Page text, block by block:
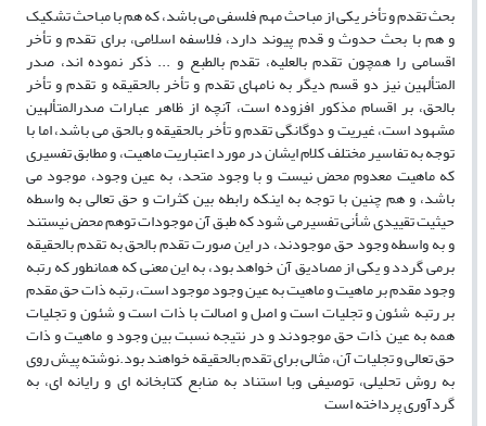
بحث تقدم و تأخر یکی از مباحث مهم فلسفی می باشد، که هم با مباحث تشکیک
و هم با بحث حدوث و قدم پیوند دارد، فلاسفه اسلامی، برای تقدم و تأخر
اقسامی را همچون تقدم بالعلیه، تقدم بالطبع و ... ذکر نموده اند، صدر
المتألهین نیز دو قسم دیگر به نامهای تقدم و تأخر بالحقیقه و تقدم و تأخر
بالحق، بر اقسام مذکور افزوده است، آنچه از ظاهر عبارات صدرالمتألهین
مشهود است، غیریت و دوگانگی تقدم و تأخر بالحقیقه و بالحق می باشد، اما با
توجه به تفاسیر مختلف کلام ایشان در مورد اعتباریت ماهیت، و مطابق تفسیری
که ماهیت معدوم محض نیست و با وجود متحد، به عین وجود، موجود می
باشد، و هم چنین با توجه به اینکه رابطه بین کثرات و حق تعالی به واسطه
حیثیت تقییدی شأنی تفسیرمی شود که طبق آن موجودات توهم محض نیستند
و به واسطه وجود حق موجودند، در این صورت تقدم بالحق به تقدم بالحقیقه
برمی گردد و یکی از مصادیق آن خواهد بود، به این معنی که همانطور که رتبه
وجود مقدم بر ماهیت و ماهیت به عین وجود موجود است، رتبه ذات حق مقدم
بر رتبه شئون و تجلیات است و اصل و اصالت با ذات است و شئون و تجلیات
همه به عین ذات حق موجودند و در نتیجه نسبت بین وجود و ماهیت و ذات
حق تعالی و تجلیات آن، مثالی برای تقدم بالحقیقه خواهند بود.نوشته پیش روی
به روش تحلیلی، توصیفی وبا استناد به منابع کتابخانه ای و رایانه ای، به
گردآوری پرداخته است